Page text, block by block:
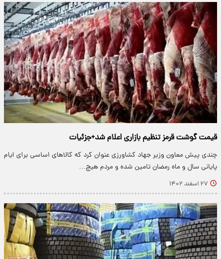
قیمت گوشت قرمز تنظیم بازاری اعلام شد+جزئیات
چندی پیش معاون وزیر جهاد کشاورزی عنوان کرد که کالاهای اساسی برای ایام
پایانی سال و ماه رمضان تامین شده و مردم هیچ…
۲۷ اسفند ۱۴۰۲